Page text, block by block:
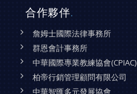
合作夥伴.
詹姆士國際法律事務所
群恩會計事務所
中華國際專業教練協會(CPIAC)
柏帝行銷管理顧問有限公司
中華智匯多元發展協會